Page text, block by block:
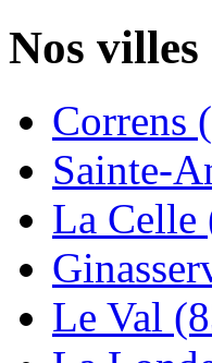
Nos villes
Correns
Sainte-
La Celle
Le Val